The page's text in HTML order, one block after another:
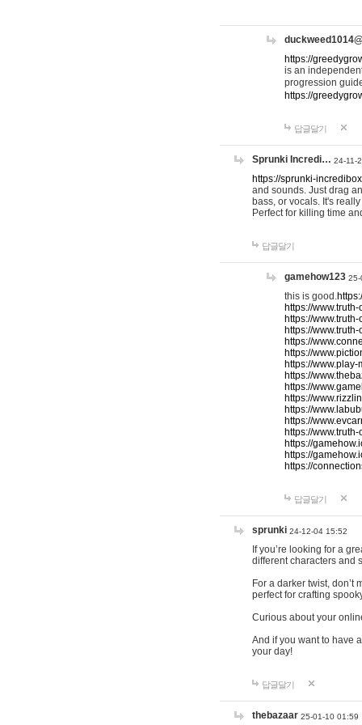
https://
is an
progression
https://
답글달기
Sprunki Incredi… 24-11-
https://sprunki-
and sounds. Just drag
bass, or vocals. It's
Perfect for killing time
답글달기
gamehow123 25-
this is good.
https://
https://
https://
https://
https://
https://
https://
https://
https://
https://
https://
https://
https://
https://
https://
답글달기
sprunki 24-12-04 15:52
If you’re looking for a
different characters and
For a darker twist, don’t
perfect for crafting
Curious about your
And if you want to have
your day!
답글달기
thebazaar 25-01-10 01:59